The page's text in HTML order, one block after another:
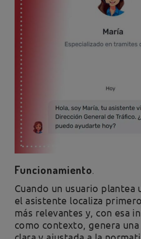
Funcionamiento.
Cuando un usuario plantea
el asistente localiza
más relevantes y, con esa
como contexto, genera